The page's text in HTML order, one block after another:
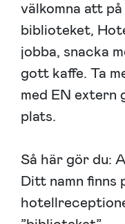
välkomna att
biblioteket,
jobba, snacka
gott kaffe. Ta
med EN extern
plats.
Så här gör du:
Ditt namn finns